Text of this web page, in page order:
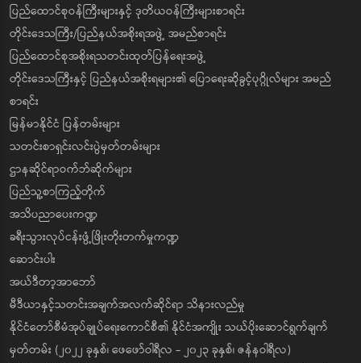
ပြည်ထောင်စုဝန်ကြီးများနှင့် ဒုတိယဝန်ကြီးများစာရင်း
တိုင်းဒေသကြီး/ပြည်နယ်အစိုးရအဖွဲ့ အမည်စာရင်း
ပြည်ထောင်စုအစိုးရသတင်းထုတ်ပြန်ရေးအဖွဲ့
တိုင်းဒေသကြီးနှင့် ပြည်နယ်အစိုးရများ၏ ပြောရေးဆိုခွင့်ပုဂ္ဂိုလ်များ အမည်
စာရင်း
မြန်မာနိုင်ငံ ပြန်တမ်းများ
သတင်းစာရှင်းလင်းပွဲမှတ်တမ်းများ
ဌာနဆိုင်ရာဝက်ဘ်ဆိုက်များ
ပြည်သူ့စာကြည့်တိုက်
အသိပညာပေးကဏ္ဍ
ခရီးသွားလုပ်ငန်းဖွံ့ဖြိုးတိုးတက်မှုကဏ္ဍ
ဆောင်းပါး
အယ်ဒီတာ့အာဘော်
မီဒီယာနှင့်သတင်းအချက်အလက်ဆိုင်ရာ သိနားလည်မှု
နိုင်ငံတော်စီမံအုပ်ချုပ်ရေးကောင်စီ၏ နိုင်ငံအကျိုး သယ်ပိုးဆောင်ရွက်ချက်
မှတ်တမ်း (၂၀၂၂ ခုနှစ်၊ ဖေဖော်ဝါရီလ - ၂၀၂၃ ခုနှစ်၊ ဇန်နဝါရီလ)